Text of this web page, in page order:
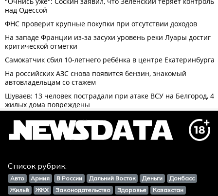
Список рубрик:
Авто Армия В России Дальний Восток Деньги
Донбасс
Жильё
ЖКХ Законодательство Здоровье Казахстан